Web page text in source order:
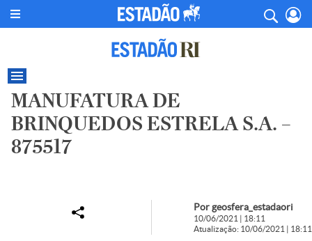
MANUFATURA DE
BRINQUEDOS ESTRELA S.A. –
875517
Por geosfera_estadaori
10/06/2021 | 18:11
Atualização: 10/06/2021 | 18:11